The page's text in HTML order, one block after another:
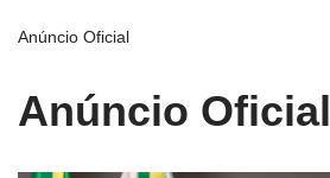
Anúncio Oficial
Anúncio Oficial